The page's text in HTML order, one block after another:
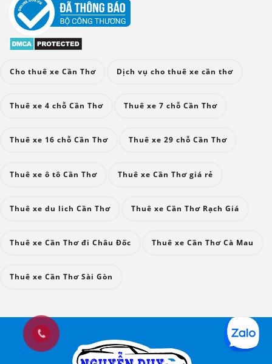
Cho thuê xe Cần Thơ Dịch vụ cho thuê xe cần thơ
Thuê xe 4 chỗ Cần Thơ Thuê xe 7 chỗ Cần Thơ
Thuê xe 16 chỗ Cần Thơ Thuê xe 29 chỗ Cần Thơ
Thuê xe ô tô Cần Thơ Thuê xe Cần Thơ giá rẻ
Thuê xe du lich Cần Thơ Thuê xe Cần Thơ Rạch Giá
Thuê xe Cần Thơ đi Châu Đốc Thuê xe Cần Thơ Cà Mau
Thuê xe Cần Thơ Sài Gòn